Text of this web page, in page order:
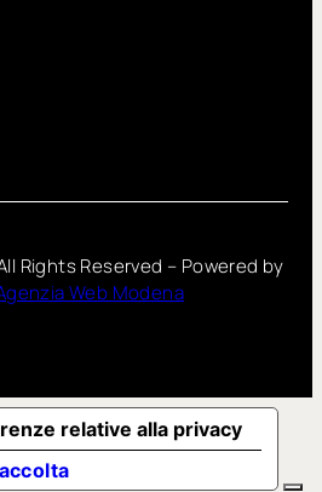
Rights Reserved – Powered by
Web Modena
relative alla privacy